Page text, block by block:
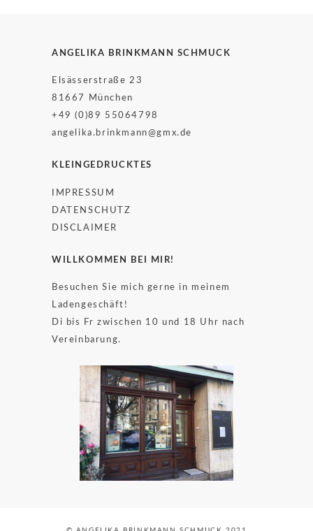
ANGELIKA BRINKMANN SCHMUCK
Elsässerstraße 23
81667 München
+49 (0)89 55064798
angelika.brinkmann@gmx.de
KLEINGEDRUCKTES
IMPRESSUM
DATENSCHUTZ
DISCLAIMER
WILLKOMMEN BEI MIR!
Besuchen Sie mich gerne in meinem
Ladengeschäft!
Di bis Fr zwischen 10 und 18 Uhr nach
Vereinbarung.